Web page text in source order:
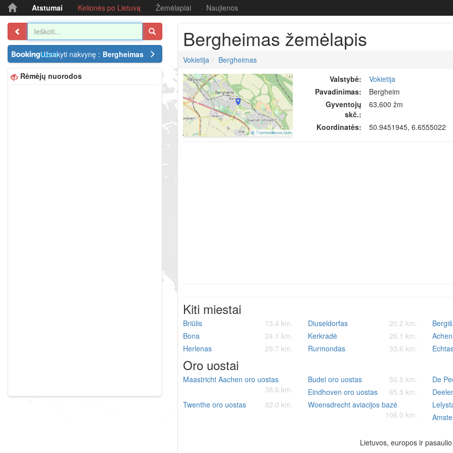
Atstumai Kelionės po Lietuvą Žemėlapiai Naujienos
Užsakyti nakvynę : Bergheimas
Rėmėjų nuorodos
Bergheimas žemėlapis
Vokietija
Bergheimas
Valstybė:
Vokietija
Pavadinimas:
Bergheim
Gyventojų
skč.:
63,600 žm
Koordinatės: 50.9451945, 6.6555022
Kiti miestai
Briūlis 13.4 km. Diuseldorfas 20.2 km.
Bona
24.1 km. Kerkradė 26.1 km.
Herlenas
29.7 km. Rurmondas 33.6 km.
Oro uostai
Maastricht Aachen oro uostas
38.6 km.
Budel oro uostas 50.5 km.
De
Eindhoven oro uostas
65.5 km.
Twenthe oro uostas
92.0 km.
Woensdrecht aviacijos bazė
106.0 km.
Lietuvos, europos ir